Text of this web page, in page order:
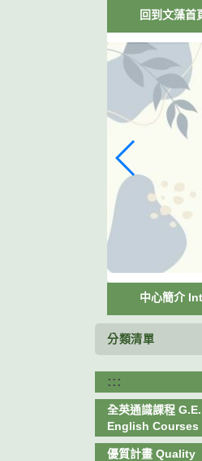
回到文藻首
中心簡介
分類清單
:::
全英通識課程 G.E.
English Courses
優質計畫 Quality